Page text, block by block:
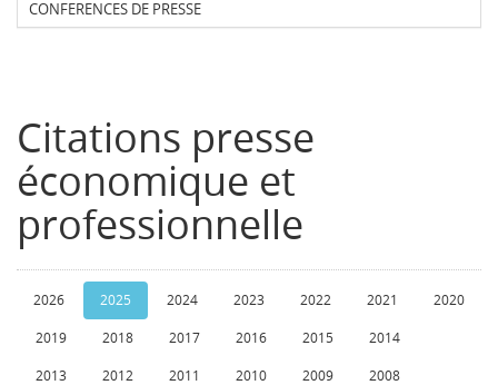
CONFERENCES DE PRESSE
Citations presse
économique et
professionnelle
2026 2025 2024 2023 2022 2021 2020
2019 2018 2017 2016 2015 2014
2013 2012 2011 2010 2009 2008